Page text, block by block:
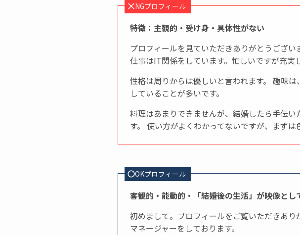
NGプロフィール
特徴：主観的・受け身・具体性がない
プロフィールを見ていただきありがとうござい
仕事はIT関係をしています。忙しいですが充実
性格は周りからは優しいと言われます。 趣味
していることが多いです。
料理はあまりできませんが、結婚したら手伝
す。 使い方がよくわかってないですが、まず
OKプロフィール
客観的・能動的・「結婚後の生活」が映像とし
初めまして。プロフィールをご覧いただきあ
マネージャーをしております。